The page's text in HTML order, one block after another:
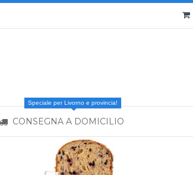
CONSEGNA A DOMICILIO
Speciale per Livorno e provincia!